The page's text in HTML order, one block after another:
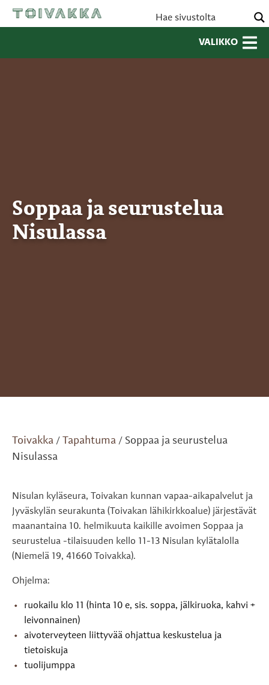
VALIKKO
Soppaa ja seurustelua
Nisulassa
Toivakka / Tapahtuma / Soppaa ja seurustelua
Nisulassa
Nisulan kyläseura, Toivakan kunnan vapaa-aikapalvelut ja
Jyväskylän seurakunta (Toivakan lähikirkkoalue) järjestävät
maanantaina 10. helmikuuta kaikille avoimen Soppaa ja
seurustelua -tilaisuuden kello 11-13 Nisulan kylätalolla
(Niemelä 19, 41660 Toivakka).
Ohjelma:
ruokailu klo 11 (hinta 10 e, sis. soppa, jälkiruoka, kahvi +
leivonnainen)
aivoterveyteen liittyvää ohjattua keskustelua ja
tietoiskuja
tuolijumppa